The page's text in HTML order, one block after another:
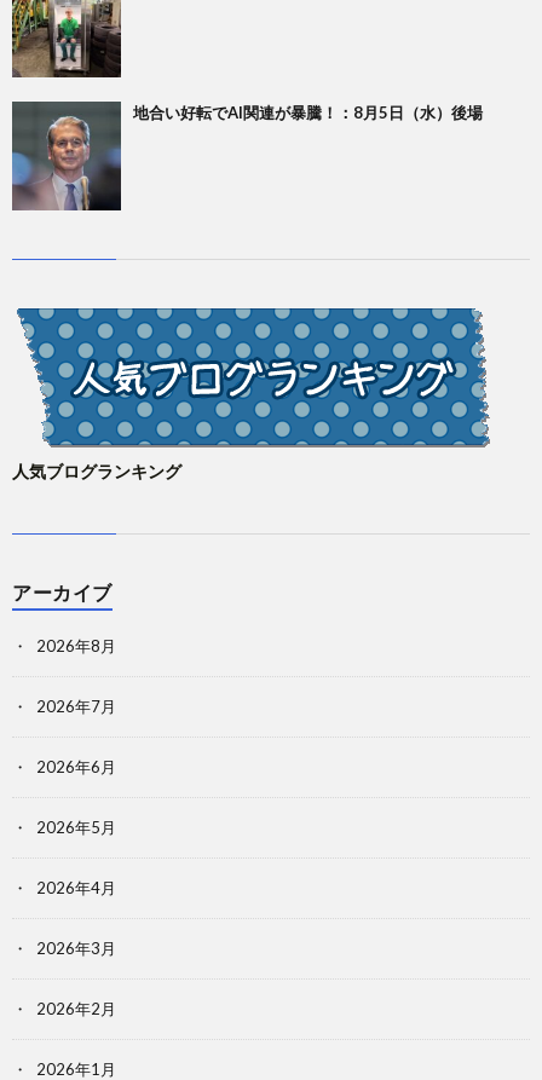
地合い好転でAI関連が暴騰！：8月5日（水）後場
人気ブログランキング
アーカイブ
2026年8月
2026年7月
2026年6月
2026年5月
2026年4月
2026年3月
2026年2月
2026年1月